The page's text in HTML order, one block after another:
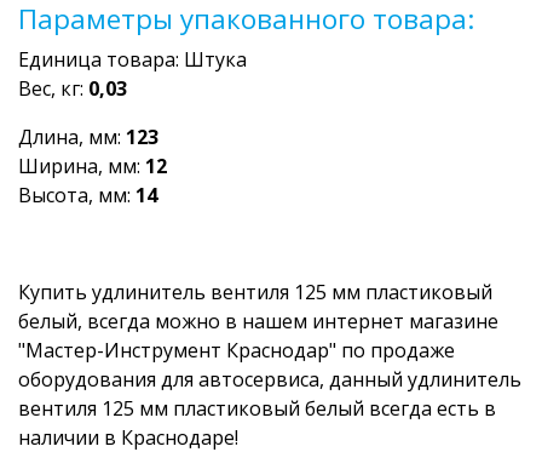
Параметры упакованного товара:
Единица товара: Штука
Вес, кг: 0,03
Длина, мм: 123
Ширина, мм: 12
Высота, мм: 14
Купить удлинитель вентиля 125 мм пластиковый
белый, всегда можно в нашем интернет магазине
"Мастер-Инструмент Краснодар" по продаже
оборудования для автосервиса, данный удлинитель
вентиля 125 мм пластиковый белый всегда есть в
наличии в Краснодаре!